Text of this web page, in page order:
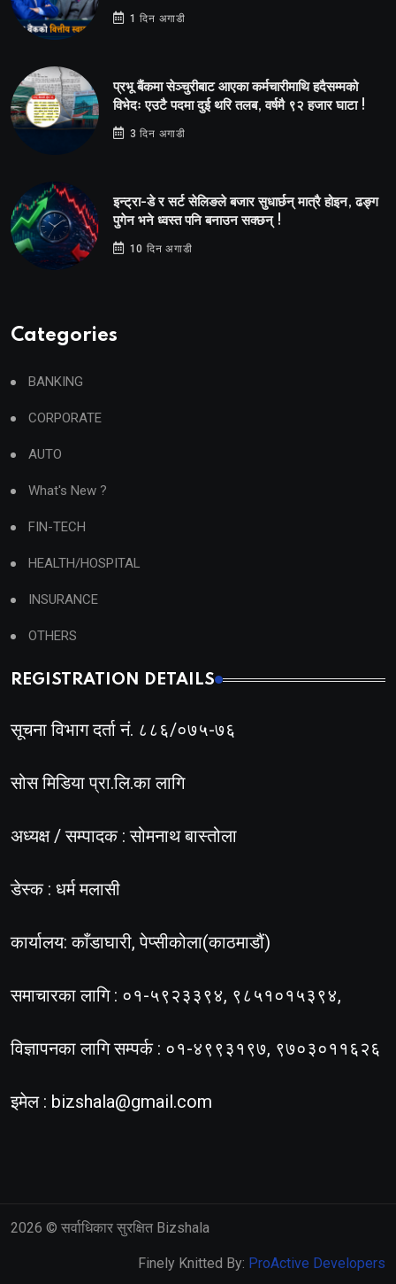
1 दिन अगाडी
प्रभू बैंकमा सेञ्चुरीबाट आएका कर्मचारीमाथि हदैसम्मको
विभेदः एउटै पदमा दुई थरि तलब, वर्षमै ९२ हजार घाटा !
3 दिन अगाडी
इन्ट्रा-डे र सर्ट सेलिङले बजार सुधार्छन् मात्रै होइन, ढङ्ग
पुगेन भने ध्वस्त पनि बनाउन सक्छन् !
10 दिन अगाडी
Categories
BANKING
CORPORATE
AUTO
What's New ?
FIN-TECH
HEALTH/HOSPITAL
INSURANCE
OTHERS
REGISTRATION DETAILS
सूचना विभाग दर्ता नं. ८८६/०७५-७६
सोस मिडिया प्रा.लि.का लागि
अध्यक्ष / सम्पादक : सोमनाथ बास्तोला
डेस्क : धर्म मलासी
कार्यालय: काँडाघारी, पेप्सीकोला(काठमाडौं)
समाचारका लागि : ०१-५९२३३९४, ९८५१०१५३९४,
विज्ञापनका लागि सम्पर्क : ०१-४९९३१९७, ९७०३०११६२६
इमेल : bizshala@gmail.com
2026 © सर्वाधिकार सुरक्षित Bizshala
Finely Knitted By: ProActive Developers